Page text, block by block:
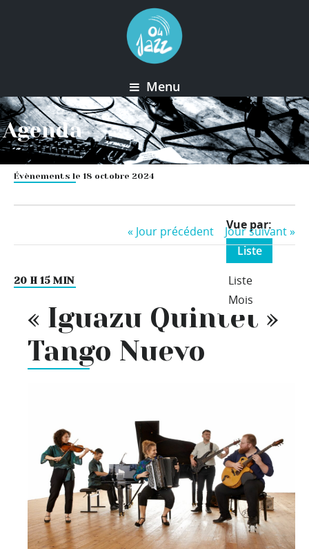
Menu
Agenda
Évènements le 18 octobre 2024
Event
Views
Navigation
Vue par
Liste
Liste
Mois
« Jour précédent Jour suivant»
20 H 15 MIN
« Iguazu Quintet »
Tango Nuevo